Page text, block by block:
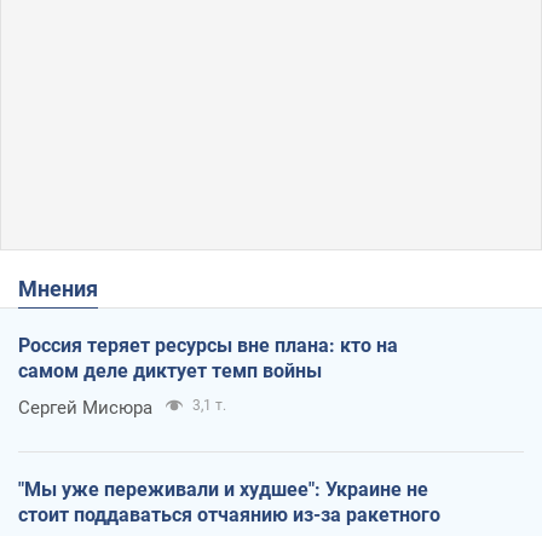
Мнения
Россия теряет ресурсы вне плана: кто на
самом деле диктует темп войны
Сергей Мисюра 3,1 т.
"Мы уже переживали и худшее": Украине не
стоит поддаваться отчаянию из-за ракетного